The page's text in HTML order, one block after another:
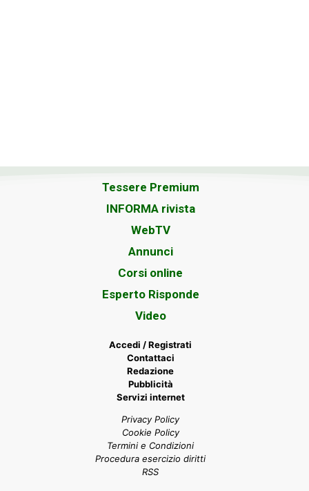
Tessere Premium
INFORMA rivista
WebTV
Annunci
Corsi online
Esperto Risponde
Video
Accedi / Registrati
Contattaci
Redazione
Pubblicità
Servizi internet
Privacy Policy
Cookie Policy
Termini e Condizioni
Procedura esercizio diritti
RSS